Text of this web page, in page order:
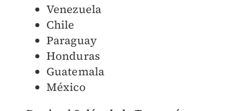
Venezuela
Chile
Paraguay
Honduras
Guatemala
México